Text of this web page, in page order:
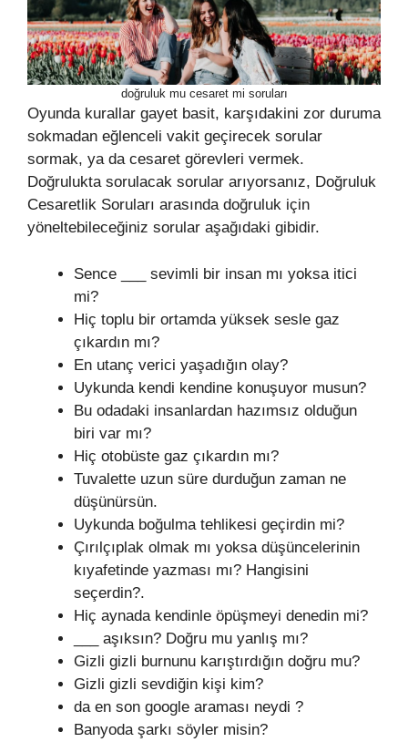
doğruluk mu cesaret mi soruları
Oyunda kurallar gayet basit, karşıdakini zor duruma
sokmadan eğlenceli vakit geçirecek sorular
sormak, ya da cesaret görevleri vermek.
Doğrulukta sorulacak sorular arıyorsanız, Doğruluk
Cesaretlik Soruları arasında doğruluk için
yöneltebileceğiniz sorular aşağıdaki gibidir.
Sence ___ sevimli bir insan mı yoksa itici
mi?
Hiç toplu bir ortamda yüksek sesle gaz
çıkardın mı?
En utanç verici yaşadığın olay?
Uykunda kendi kendine konuşuyor musun?
Bu odadaki insanlardan hazımsız olduğun
biri var mı?
Hiç otobüste gaz çıkardın mı?
Tuvalette uzun süre durduğun zaman ne
düşünürsün.
Uykunda boğulma tehlikesi geçirdin mi?
Çırılçıplak olmak mı yoksa düşüncelerinin
kıyafetinde yazması mı? Hangisini
seçerdin?.
Hiç aynada kendinle öpüşmeyi denedin mi?
___ aşıksın? Doğru mu yanlış mı?
Gizli gizli burnunu karıştırdığın doğru mu?
Gizli gizli sevdiğin kişi kim?
da en son google araması neydi ?
Banyoda şarkı söyler misin?